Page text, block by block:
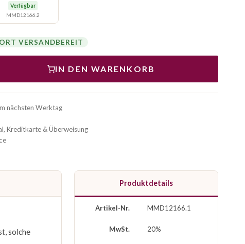
Verfügbar
MMD12166.2
VERSANDBEREIT
IN DEN WARENKORB
nächsten Werktag
Kreditkarte & Überweisung
solche
Produktdetails
Artikel-Nr. MMD12166.1
MwSt. 20%